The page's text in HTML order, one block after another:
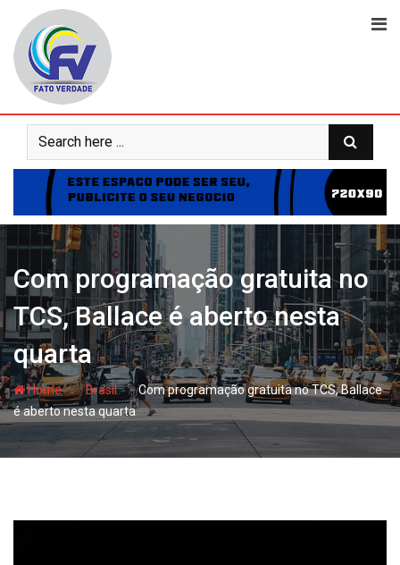
content
Com programação gratuita no
TCS, Ballace é aberto nesta
quarta
Home- hjBrasil- hjCom programação gratuita no TCS, Ballace
é aberto nesta quarta